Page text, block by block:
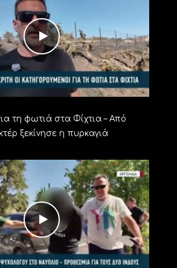
τη φωτιά στα Φίχτια – Από
ξεκίνησε η πυρκαγιά